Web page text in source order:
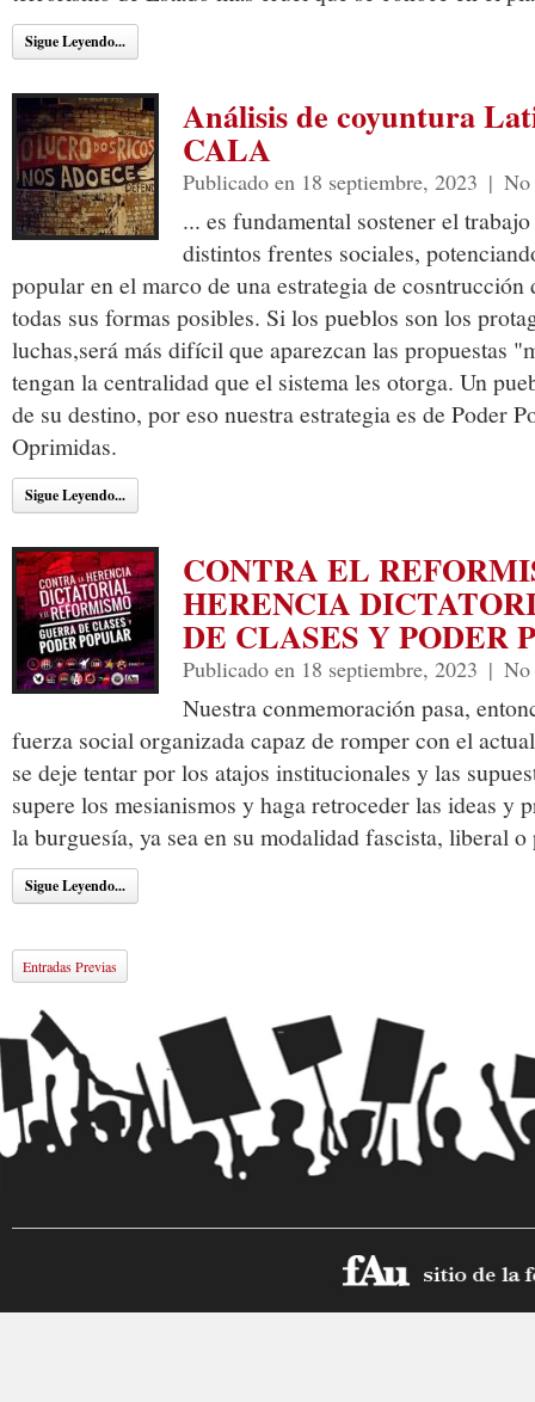
Sigue Leyendo...
Análisis de coyuntura
CALA
Publicado en 18 septiembre, 2023 | No
... es fundamental sostener el
distintos frentes sociales,
popular en el marco de una estrategia de cosntrucción
todas sus formas posibles. Si los pueblos son los
luchas,será más difícil que aparezcan las propuestas
tengan la centralidad que el sistema les otorga. Un
de su destino, por eso nuestra estrategia es de Poder
Oprimidas.
Sigue Leyendo...
CONTRA EL
HERENCIA
DE CLASES Y PODER
Publicado en 18 septiembre, 2023 | No
Nuestra conmemoración pasa,
fuerza social organizada capaz de romper con el
se deje tentar por los atajos institucionales y las
supere los mesianismos y haga retroceder las ideas y
la burguesía, ya sea en su modalidad fascista, liberal
Sigue Leyendo...
Entradas Previas